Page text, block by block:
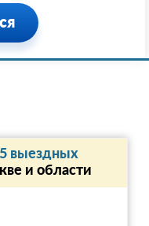
выездных
и области